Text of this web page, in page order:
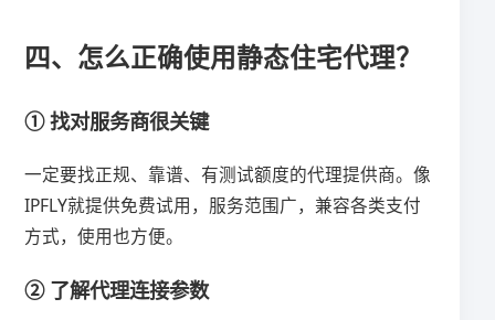
四、怎么正确使用静态住宅代理？
① 找对服务商很关键
一定要找正规、靠谱、有测试额度的代理提供商。像
IPFLY就提供免费试用，服务范围广，兼容各类支付
方式，使用也方便。
② 了解代理连接参数